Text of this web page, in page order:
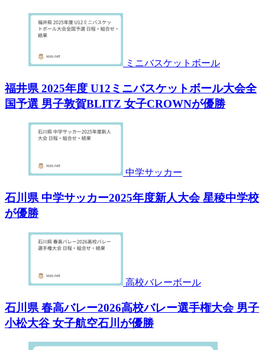
ミニバスケットボール
福井県 2025年度 U12ミニバスケットボール大会全
国予選 男子敦賀BLITZ 女子CROWNが優勝
中学サッカー
石川県 中学サッカー2025年度新人大会 星稜中学校
が優勝
高校バレーボール
石川県 春高バレー2026高校バレー選手権大会 男子
小松大谷 女子航空石川が優勝